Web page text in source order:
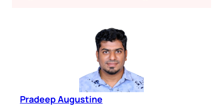
Pradeep Augustine